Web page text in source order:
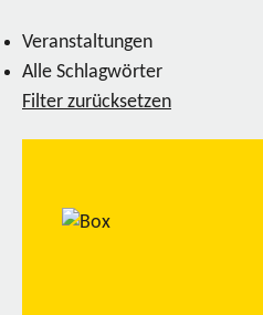
Veranstaltungen
Alle Schlagwörter
Filter zurücksetzen